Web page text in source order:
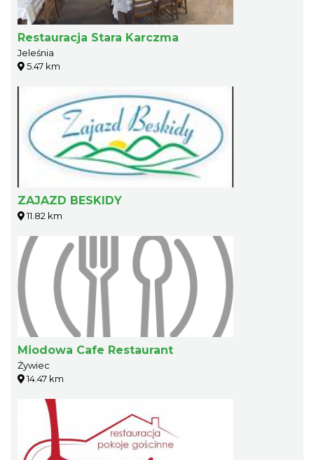
Restauracja Stara Karczma
Jeleśnia
5.47 km
ZAJAZD BESKIDY
11.82 km
Miodowa Cafe Restaurant
Żywiec
14.47 km